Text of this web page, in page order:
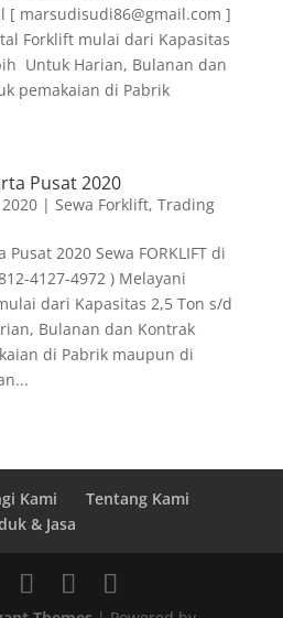
[ marsudisudi86@gmail.com ]
Forklift mulai dari Kapasitas
Untuk Harian, Bulanan dan
pemakaian di Pabrik
Pusat 2020
| Sewa Forklift, Trading
2020 Sewa FORKLIFT di
4127-4972 ) Melayani
dari Kapasitas 2,5 Ton s/d
Bulanan dan Kontrak
di Pabrik maupun di
Kami
Tentang Kami
& Jasa